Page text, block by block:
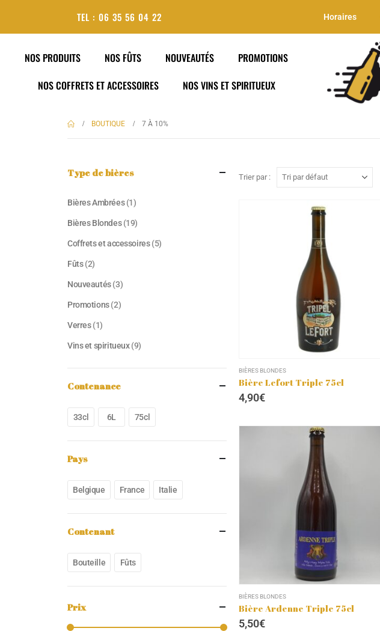
TEL : 06 35 56 04 22 Horaires
NOS PRODUITS NOS FÛTS NOUVEAUTÉS
PROMOTIONS
NOS COFFRETS ET ACCESSOIRES
NOS VINS ET SPIRITUEUX
BOUTIQUE 7 À 10%
Trier par :
BIÈRES BLONDES
Bière Lefort Triple 75cl
4,90€
BIÈRES BLONDES
Bière Ardenne Triple 75cl
5,50€
Type de bières
Bières Ambrées (1)
Bières Blondes (19)
Coffrets et accessoires (5)
Fûts (2)
Nouveautés(3)
Promotions(2)
Verres (1)
Vins et spiritueux (9)
Contenance
33cl 6L 75cl
Pays
Belgique France Italie
Contenant
Bouteille Fûts
Prix